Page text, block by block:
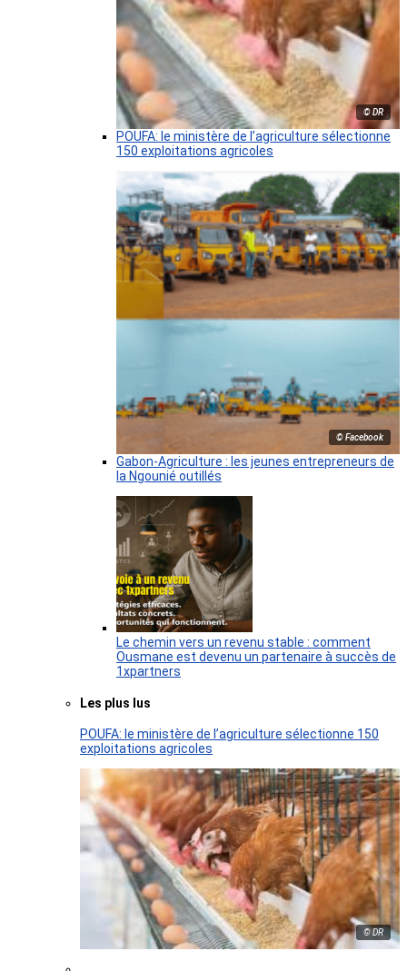
© DR
POUFA: le ministère de l’agriculture sélectionne
150 exploitations agricoles
© Facebook
Gabon-Agriculture : les jeunes entrepreneurs de
la Ngounié outillés
Le chemin vers un revenu stable : comment
Ousmane est devenu un partenaire à succès de
1xpartners
Les plus lus
POUFA: le ministère de l’agriculture sélectionne 150
exploitations agricoles
© DR